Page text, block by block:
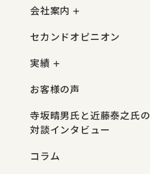
会社案内
セカンドオピニオン
実績
お客様の声
寺坂晴男氏と近藤泰之氏の
対談インタビュー
コラム